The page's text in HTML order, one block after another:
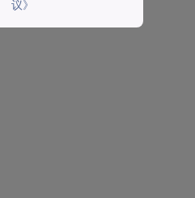
议》